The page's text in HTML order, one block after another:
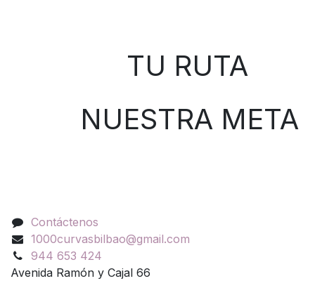
TU RUTA
NUESTRA META
Contáctenos
1000curvasbilbao@gmail.com
944 653 424
Avenida Ramón y Cajal 66